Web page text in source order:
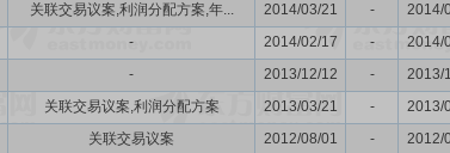
关联交易议案,利润分配方案,年... 2014/03/21 - 2014/
- 2014/02/17 - 2014/
- 2013/12/12 - 2013/
关联交易议案,利润分配方案 2013/03/21 - 2013/
关联交易议案 2012/08/01 - 2012/